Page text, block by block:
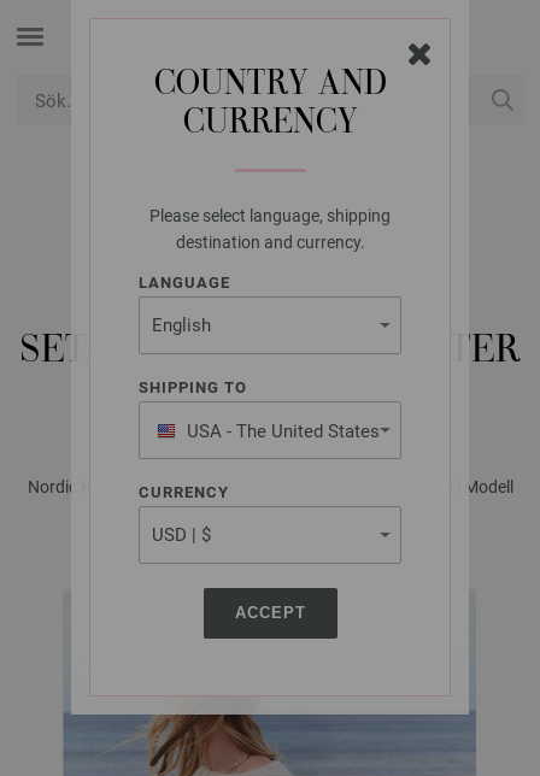
COUNTRY AND
CURRENCY
Please select language, shipping
destination and currency.
LANGUAGE
SHIPPING TO
USA - The United States
of America
CURRENCY
ACCEPT
LANA GROSSA
TOP-DOWN
RAGLANPULLOVER
SETASURI - STICKMÖNSTER
(DK)
Nordic Knits No. 2 - Magasin (DE) + Strikkeopskrifter (DK) | Modell
14